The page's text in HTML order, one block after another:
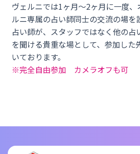
ヴェルニでは1ヶ月～2ヶ月に一度、
ルニ専属の占い師同士の交流の場を
占い師が、スタッフではなく他の
を聞ける貴重な場として、参加した
いております。
※完全自由参加 カメラオフも可